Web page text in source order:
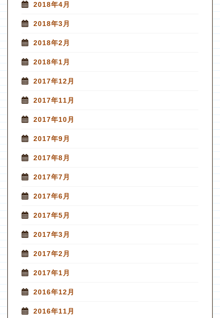
2018年4月
2018年3月
2018年2月
2018年1月
2017年12月
2017年11月
2017年10月
2017年9月
2017年8月
2017年7月
2017年6月
2017年5月
2017年3月
2017年2月
2017年1月
2016年12月
2016年11月